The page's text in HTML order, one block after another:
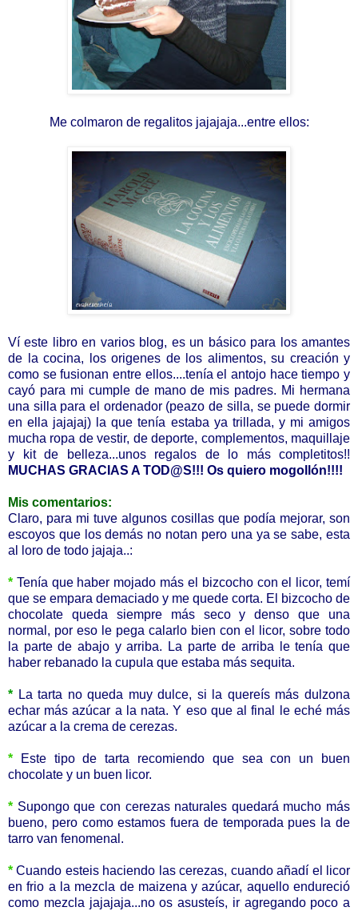
Me colmaron de regalitos jajajaja...entre ellos:
Ví este libro en varios blog, es un básico para los amantes
de la cocina, los origenes de los alimentos, su creación y
como se fusionan entre ellos....tenía el antojo hace tiempo y
cayó para mi cumple de mano de mis padres. Mi hermana
una silla para el ordenador (peazo de silla, se puede dormir
en ella jajajaj) la que tenía estaba ya trillada, y mi amigos
mucha ropa de vestir, de deporte, complementos, maquillaje
y kit de belleza...unos regalos de lo más completitos!!
MUCHAS GRACIAS A TOD@S!!! Os quiero mogollón!!!!
Mis comentarios:
Claro, para mi tuve algunos cosillas que podía mejorar, son
escoyos que los demás no notan pero una ya se sabe, esta
al loro de todo jajaja..:
* Tenía que haber mojado más el bizcocho con el licor, temí
que se empara demaciado y me quede corta. El bizcocho de
chocolate queda siempre más seco y denso que una
normal, por eso le pega calarlo bien con el licor, sobre todo
la parte de abajo y arriba. La parte de arriba le tenía que
haber rebanado la cupula que estaba más sequita.
* La tarta no queda muy dulce, si la quereís más dulzona
echar más azúcar a la nata. Y eso que al final le eché más
azúcar a la crema de cerezas.
*
Este tipo de tarta recomiendo que sea con un buen
chocolate y un buen licor.
* Supongo que con cerezas naturales quedará mucho más
bueno, pero como estamos fuera de temporada pues la de
tarro van fenomenal.
* Cuando esteis haciendo las cerezas, cuando añadí el licor
en frio a la mezcla de maizena y azúcar, aquello endureció
como mezcla jajajaja...no os asusteís, ir agregando poco a